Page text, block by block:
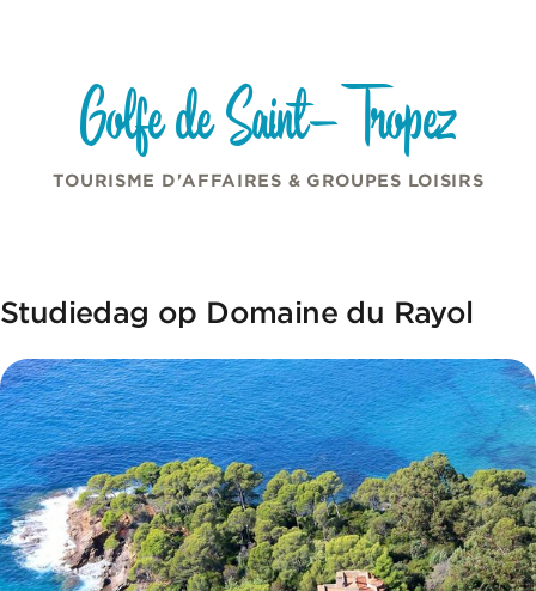
Golfe de Saint-Tropez
TOURISME D'AFFAIRES & GROUPES LOISIRS
Studiedag op Domaine du Rayol